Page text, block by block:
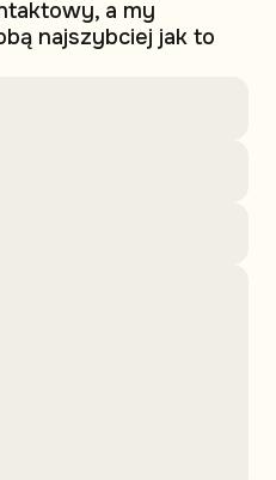
a my
najszybciej jak to